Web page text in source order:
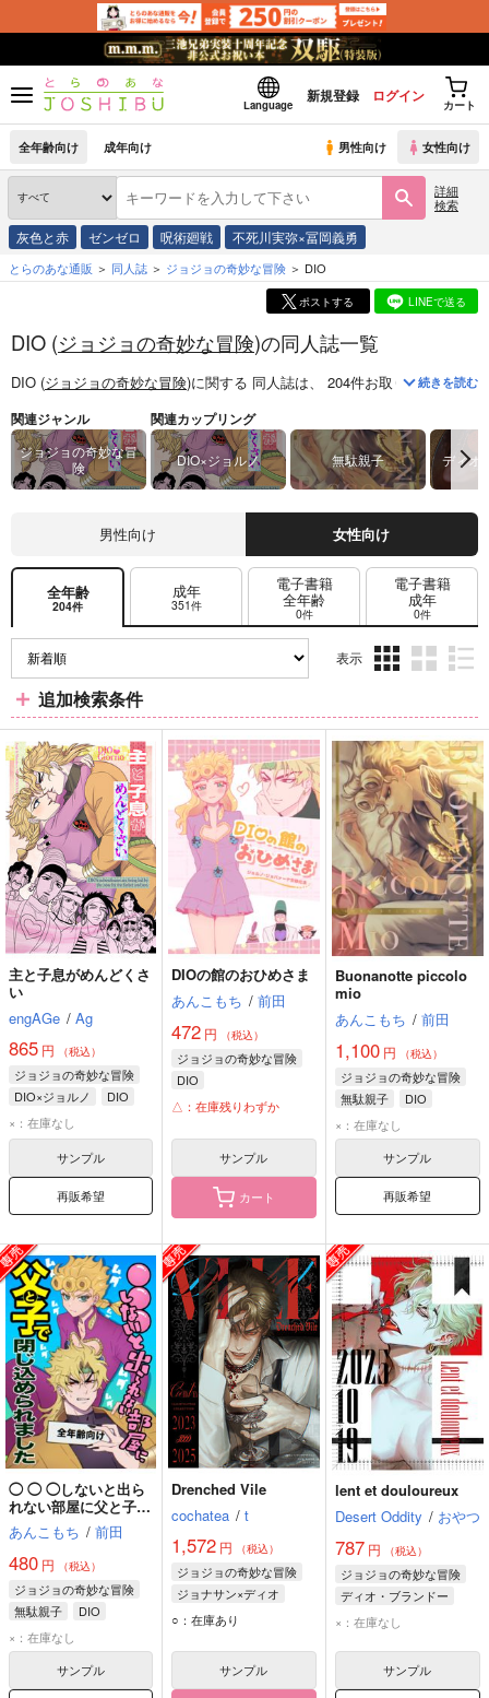
Language
新規登録 ログイン
カート
全年齢向け 成年向け 男性向け 女性向け
詳細
検索
灰色と赤 ゼンゼロ 呪術廻戦 不死川実弥×冨岡義勇
とらのあな通販 同人誌 ジョジョの奇妙な冒険 DIO
ポストする LINEで送る
DIO (ジョジョの奇妙な冒険)の同人誌一覧
DIO (ジョジョの奇妙な冒険)に関する 同人誌は、 204件お取り扱いがござ
続きを読む
関連ジャンル
ジョジョの奇妙な冒
険
関連カップリング
DIO×ジョルノ 無駄親子 ディオ
男性向け 女性向け
全年齢
204件
成年
351件
電子書籍
全年齢
0件
電子書籍
成年
0件
表示
ム
表
示
ム
表
示
ム
表
示
追加検索条件
主と子息がめんどくさ
い
engAGe / Ag
865 円 （税込）
ジョジョの奇妙な冒険
DIO×ジョルノ
DIO
ジョルノ・ジョバァーナ
×：在庫なし
サンプル
再販希望
DIOの館のおひめさま
あんこもち / 前田
472 円 （税込）
ジョジョの奇妙な冒険
DIO
ジョルノ・ジョバァーナ
△：在庫残りわずか
サンプル
カート
Buonanotte piccolo
mio
あんこもち / 前田
1,100円 （税込）
ジョジョの奇妙な冒険
無駄親子
DIO
ジョルノ・ジョバァーナ
×：在庫なし
サンプル
再販希望
◯ ◯ ◯しないと出ら
れない部屋に父と子で
閉じ込められました
あんこもち / 前田
480 円 （税込）
ジョジョの奇妙な冒険
無駄親子
DIO
ジョルノ・ジョバァーナ
×：在庫なし
サンプル
Drenched Vile
cochatea / t
1,572 円 （税込）
ジョジョの奇妙な冒険
ジョナサン×ディオ
ディオ・ブランドー
○：在庫あり
サンプル
lent et douloureux
Desert Oddity / おやつ
787円 （税込）
ジョジョの奇妙な冒険
ディオ・ブランドー
DIO
×：在庫なし
サンプル